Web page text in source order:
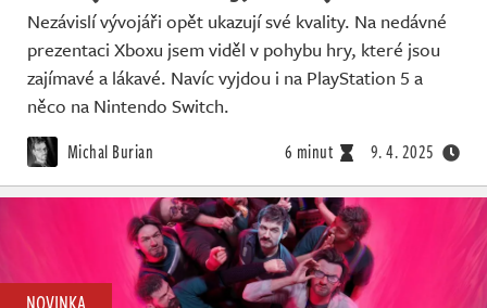
Nezávislí vývojáři opět ukazují své kvality. Na nedávné
prezentaci Xboxu jsem viděl v pohybu hry, které jsou
zajímavé a lákavé. Navíc vyjdou i na PlayStation 5 a
něco na Nintendo Switch.
Michal Burian 6 minut 9. 4. 2025